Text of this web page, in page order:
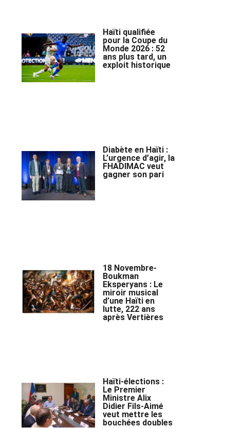
Haïti qualifiée
pour la Coupe du
Monde 2026 : 52
ans plus tard, un
exploit historique
Diabète en Haïti :
L’urgence d’agir, la
FHADIMAC veut
gagner son pari
18 Novembre-
Boukman
Eksperyans : Le
miroir musical
d’une Haïti en
lutte, 222 ans
après Vertières
Haïti-élections :
Le Premier
Ministre Alix
Didier Fils-Aimé
veut mettre les
bouchées doubles